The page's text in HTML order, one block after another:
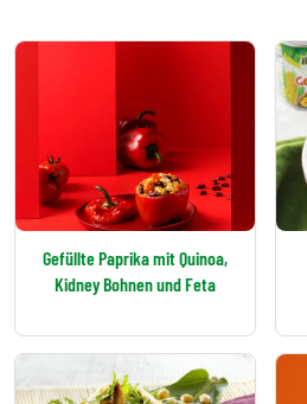
Gefüllte Paprika mit Quinoa,
Kidney Bohnen und Feta